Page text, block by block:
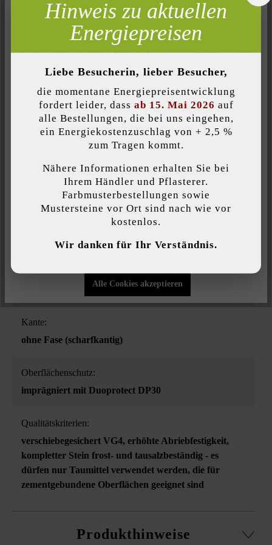
Belastbarkeit:
Pkw-Nutzung bis 3,5 t mit geringem
Verkehrsaufkommen
Farbe:
taupe-nuanciert
Oberflächenstruktur:
Pflastersteine
Verwendungszweck:
, Gehwege
Kante:
ohne Fase (scharfkantig)
Oberflächenschutz:
imprägniert mit Duoprotect DP30
Qualitätskriterien:
verschiebegesichert VG4, erhöhte Abriebfestigkeit,
kompletter Stein frost- und tausalzbeständig - es
dürfen nur Taumittel verwendet werden, die für
zementgebundene Oberflächen geeignet sind
Produkthinweise
Marketing Inaktiv
Inaktiv
Komfort (Seitenfunktionalität) Inaktiv
Inaktiv
Individuelle Cookies akzeptieren
Funktionalität bieten zu können...Mehr Informationen
Individuelle Einstellungen
Alle Cookies akzeptieren
Hinweis zu aktuellen
Energiepreisen
Liebe Besucherin, lieber Besucher,
die momentane Energiepreisentwicklung
fordert leider, dass ab 15. Mai 2026 auf
alle Bestellungen, die bei uns eingehen,
ein Energiekostenzuschlag von + 2,5 %
zum Tragen kommt.
Nähere Informationen erhalten Sie bei
Ihrem Händler und Pflasterer.
Farbmusterbestellungen sowie
Mustersteine vor Ort sind nach wie vor
kostenlos.
Wir danken für Ihr Verständnis.